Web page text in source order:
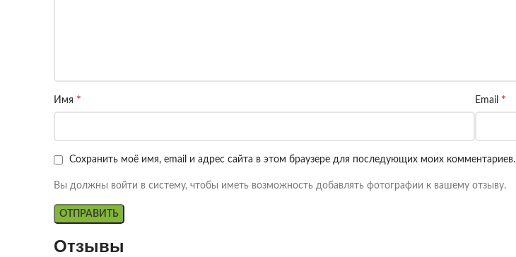
Отзывы
Имя * Email *
Сохранить моё имя, email и адрес сайта в этом браузере для последующих моих комментариев.
Вы должны войти в систему, чтобы иметь возможность добавлять фотографии к вашему отзыву.